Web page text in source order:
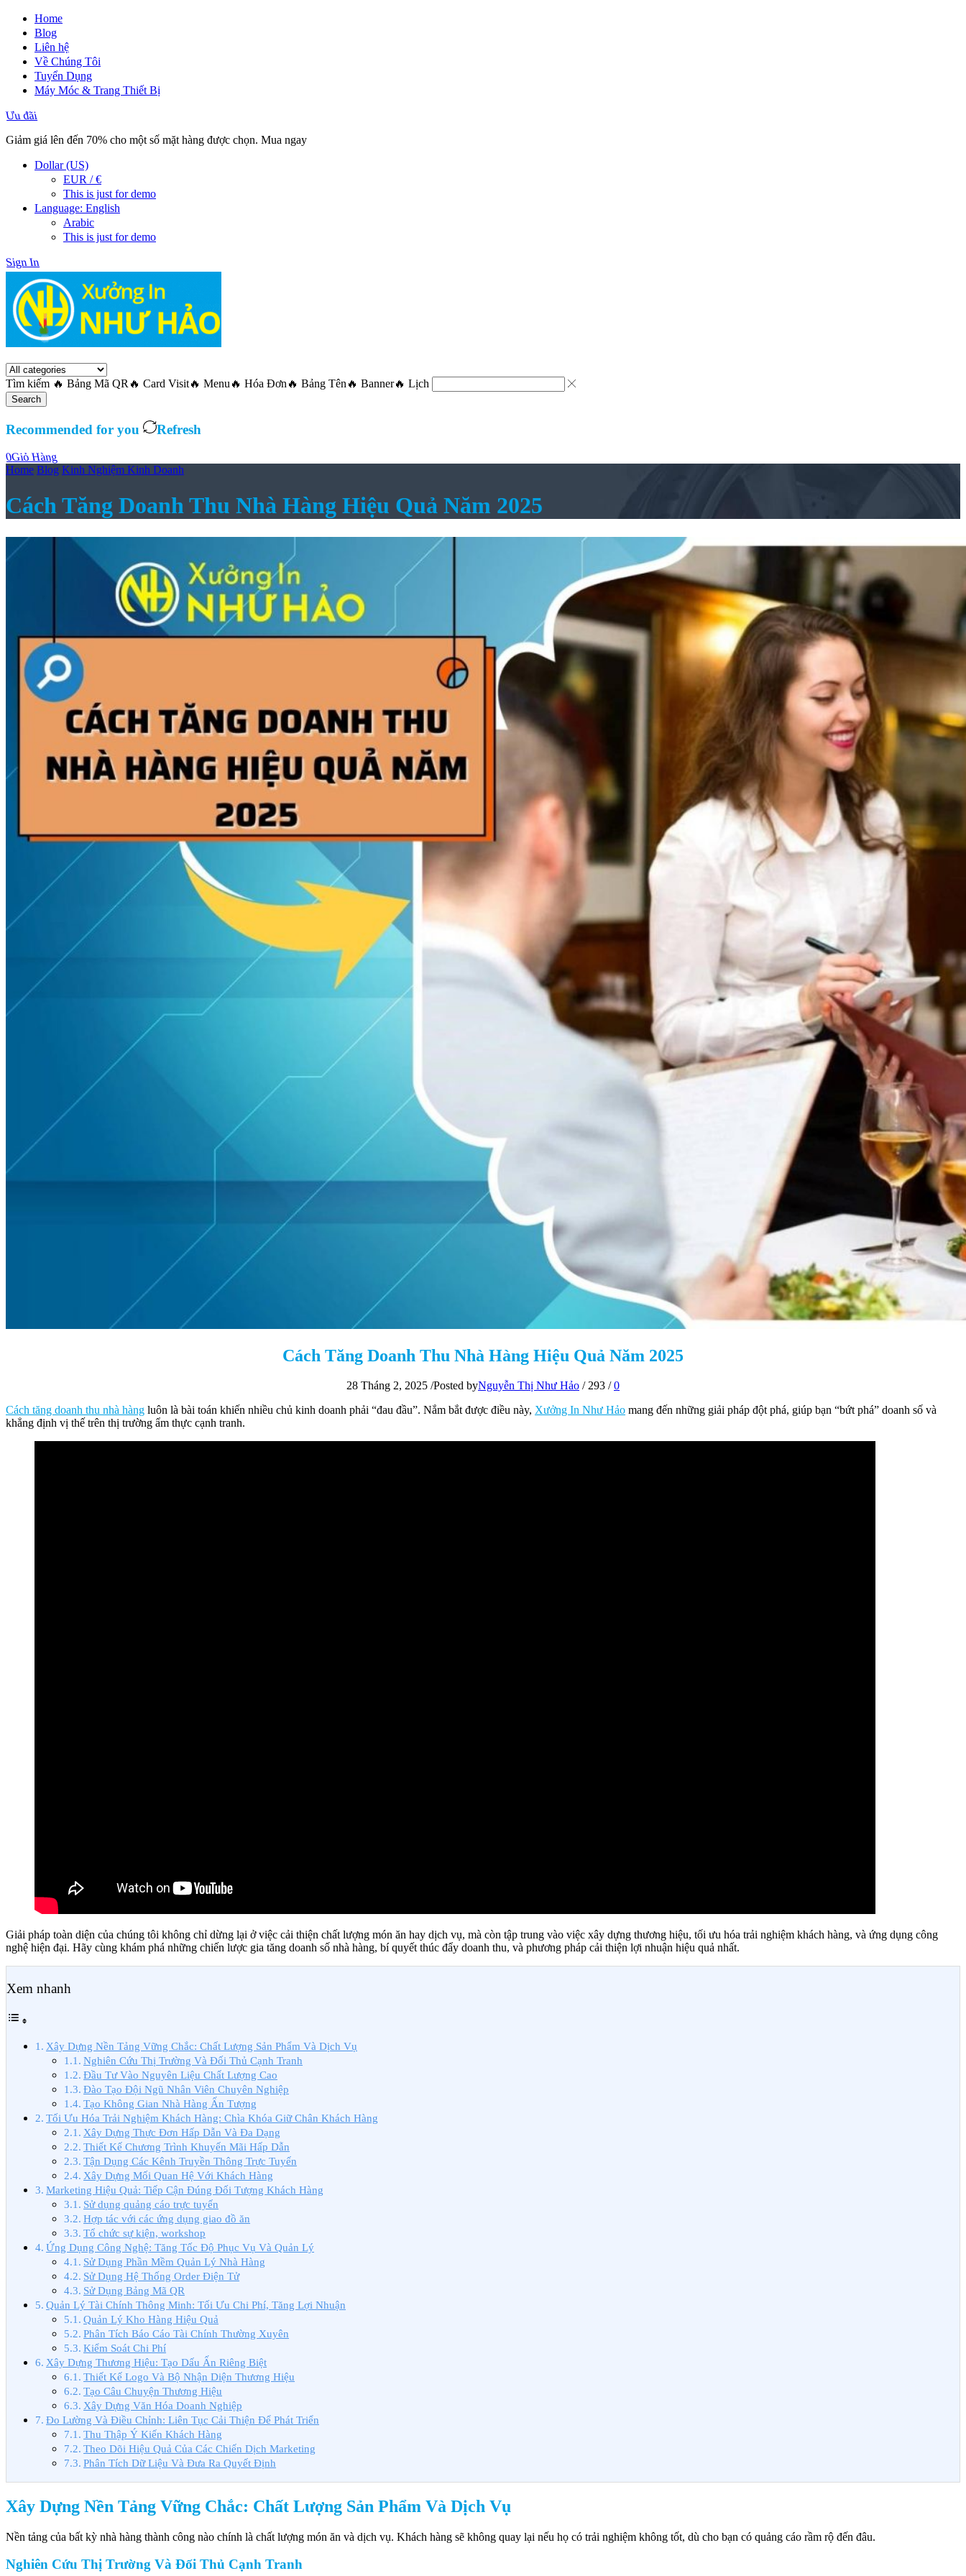
Home
Blog
Liên hệ
Về Chúng Tôi
Tuyển Dụng
Máy Móc & Trang Thiết Bị
Ưu đãi
Giảm giá lên đến 70% cho một số mặt hàng được chọn. Mua ngay
Dollar (US)
EUR / €
This is just for demo
Language: English
Arabic
This is just for demo
Sign In
Tìm kiếm 🔥 Bảng Mã QR 🔥 Card Visit🔥 Menu 🔥 Hóa Đơn 🔥 Bảng Tên 🔥 Banner🔥 Lịch
Search
Recommended for you Refresh
0Giỏ Hàng
Home Blog Kinh Nghiệm Kinh Doanh
Cách Tăng Doanh Thu Nhà Hàng Hiệu Quả Năm 2025
Cách Tăng Doanh Thu Nhà Hàng Hiệu Quả Năm 2025
28 Tháng 2, 2025 /Posted byNguyễn Thị Như Hảo / 293 / 0
Cách tăng doanh thu nhà hàng luôn là bài toán khiến nhiều chủ kinh doanh phải “đau đầu”. Nắm bắt được điều này, Xưởng In Như Hảo mang đến những giải pháp đột phá, giúp bạn “bứt phá” doanh số và
khẳng định vị thế trên thị trường ẩm thực cạnh tranh.
Giải pháp toàn diện của chúng tôi không chỉ dừng lại ở việc cải thiện chất lượng món ăn hay dịch vụ, mà còn tập trung vào việc xây dựng thương hiệu, tối ưu hóa trải nghiệm khách hàng, và ứng dụng công
nghệ hiện đại. Hãy cùng khám phá những chiến lược gia tăng doanh số nhà hàng, bí quyết thúc đẩy doanh thu, và phương pháp cải thiện lợi nhuận hiệu quả nhất.
Xem nhanh
Xây Dựng Nền Tảng Vững Chắc: Chất Lượng Sản Phẩm Và Dịch Vụ
Nghiên Cứu Thị Trường Và Đối Thủ Cạnh Tranh
Đầu Tư Vào Nguyên Liệu Chất Lượng Cao
Đào Tạo Đội Ngũ Nhân Viên Chuyên Nghiệp
Tạo Không Gian Nhà Hàng Ấn Tượng
Tối Ưu Hóa Trải Nghiệm Khách Hàng: Chìa Khóa Giữ Chân Khách Hàng
Xây Dựng Thực Đơn Hấp Dẫn Và Đa Dạng
Thiết Kế Chương Trình Khuyến Mãi Hấp Dẫn
Tận Dụng Các Kênh Truyền Thông Trực Tuyến
Xây Dựng Mối Quan Hệ Với Khách Hàng
Marketing Hiệu Quả: Tiếp Cận Đúng Đối Tượng Khách Hàng
Sử dụng quảng cáo trực tuyến
Hợp tác với các ứng dụng giao đồ ăn
Tổ chức sự kiện, workshop
Ứng Dụng Công Nghệ: Tăng Tốc Độ Phục Vụ Và Quản Lý
Sử Dụng Phần Mềm Quản Lý Nhà Hàng
Sử Dụng Hệ Thống Order Điện Tử
Sử Dụng Bảng Mã QR
Quản Lý Tài Chính Thông Minh: Tối Ưu Chi Phí, Tăng Lợi Nhuận
Quản Lý Kho Hàng Hiệu Quả
Phân Tích Báo Cáo Tài Chính Thường Xuyên
Kiểm Soát Chi Phí
Xây Dựng Thương Hiệu: Tạo Dấu Ấn Riêng Biệt
Thiết Kế Logo Và Bộ Nhận Diện Thương Hiệu
Tạo Câu Chuyện Thương Hiệu
Xây Dựng Văn Hóa Doanh Nghiệp
Đo Lường Và Điều Chỉnh: Liên Tục Cải Thiện Để Phát Triển
Thu Thập Ý Kiến Khách Hàng
Theo Dõi Hiệu Quả Của Các Chiến Dịch Marketing
Phân Tích Dữ Liệu Và Đưa Ra Quyết Định
Xây Dựng Nền Tảng Vững Chắc: Chất Lượng Sản Phẩm Và Dịch Vụ
Nền tảng của bất kỳ nhà hàng thành công nào chính là chất lượng món ăn và dịch vụ. Khách hàng sẽ không quay lại nếu họ có trải nghiệm không tốt, dù cho bạn có quảng cáo rầm rộ đến đâu.
Nghiên Cứu Thị Trường Và Đối Thủ Cạnh Tranh